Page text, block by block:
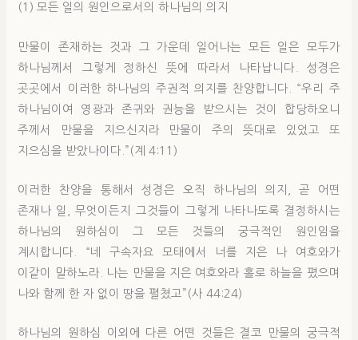
(1) 모든 일의 원인으로서의 하나님의 의지
만물이 존재하는 것과 그 가운데 일어나는 모든 일은 모두가
하나님께서 그렇게 정하신 뜻에 따라서 나타납니다. 성경은
곳곳에서 이러한 하나님의 주권적 의지를 찬양합니다. “우리 주
하나님이여 영광과 존귀와 권능을 받으시는 것이 합당하오니
주께서 만물을 지으신지라 만물이 주의 뜻대로 있었고 또
지으심을 받았나이다.”(계 4:11)
이러한 찬양을 통해서 성경은 오직 하나님의 의지, 곧 어떤
존재나 일, 무엇이든지 그것들이 그렇게 나타나도록 결정하시는
하나님의 원하심이 그 모든 것들의 궁극적인 원인임을
계시합니다. “네 구속자요 모태에서 너를 지은 나 여호와가
이같이 말하노라. 나는 만물을 지은 여호와라 홀로 하늘을 폈으며
나와 함께 한 자 없이 땅을 펼쳤고”(사 44:24)
하나님의 원하심 이외에 다른 어떤 것들은 결코 만물의 궁극적